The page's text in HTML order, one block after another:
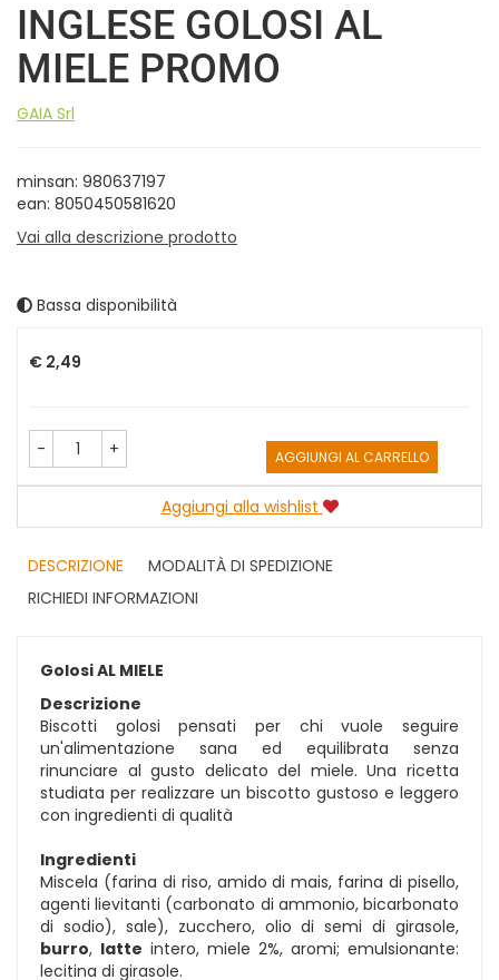
INGLESE GOLOSI AL
MIELE PROMO
GAIA Srl
minsan: 980637197
ean: 8050450581620
Vai alla descrizione prodotto
Bassa disponibilità
€ 2,49
- + AGGIUNGI AL CARRELLO
Aggiungi alla wishlist
DESCRIZIONE
MODALITÀ DI SPEDIZIONE
RICHIEDI INFORMAZIONI
Golosi AL MIELE
Descrizione
Biscotti golosi pensati per chi vuole seguire
un'alimentazione sana ed equilibrata senza
rinunciare al gusto delicato del miele. Una ricetta
studiata per realizzare un biscotto gustoso e leggero
con ingredienti di qualità
Ingredienti
Miscela (farina di riso, amido di mais, farina di pisello,
agenti lievitanti (carbonato di ammonio, bicarbonato
di sodio), sale), zucchero, olio di semi di girasole,
burro, latte intero, miele 2%, aromi; emulsionante:
lecitina di girasole.